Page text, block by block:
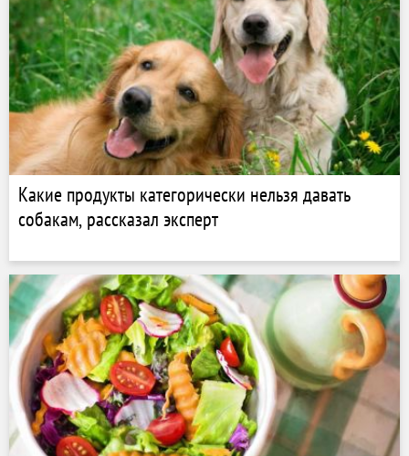
Какие продукты категорически нельзя давать
собакам, рассказал эксперт